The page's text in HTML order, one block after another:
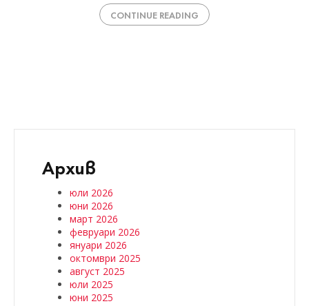
CONTINUE READING
Архив
юли 2026
юни 2026
март 2026
февруари 2026
януари 2026
октомври 2025
август 2025
юли 2025
юни 2025